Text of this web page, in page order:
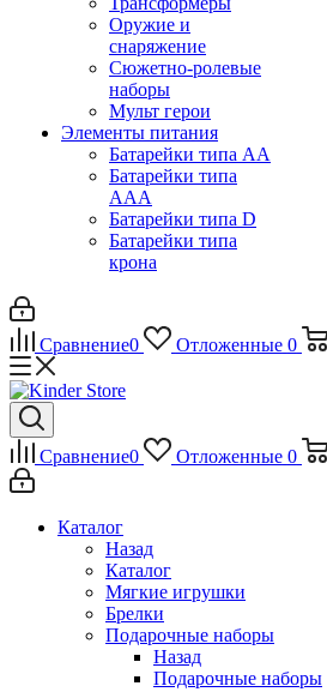
Оружие и
снаряжение
Сюжетно-ролевые
наборы
Мульт герои
Элементы питания
Батарейки типа АА
Батарейки типа
ААА
Батарейки типа D
Батарейки типа
крона
Сравнение0 Отложенные 0
Сравнение0 Отложенные 0
Каталог
Назад
Каталог
Мягкие игрушки
Брелки
Подарочные наборы
Назад
Подарочные наборы